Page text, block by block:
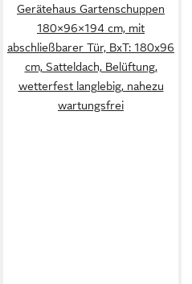
Gerätehaus Gartenschuppen
180×96×194 cm, mit
abschließbarer Tür, BxT: 180x96
cm, Satteldach, Belüftung,
wetterfest langlebig, nahezu
wartungsfrei